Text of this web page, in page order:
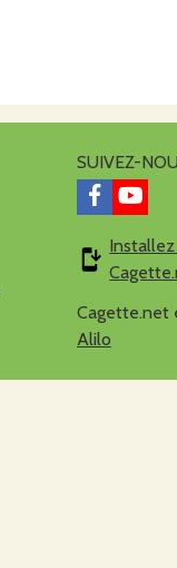
SUIVEZ-
Cagette.net
Alilo